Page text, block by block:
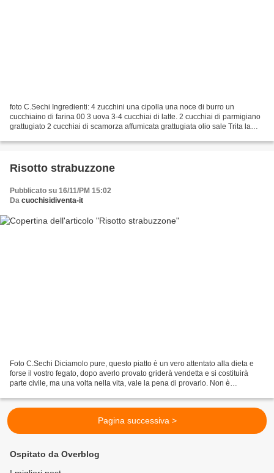
foto C.Sechi Ingredienti: 4 zucchini una cipolla una noce di burro un
cucchiaino di farina 00 3 uova 3-4 cucchiai di latte. 2 cucchiai di parmigiano
grattugiato 2 cucchiai di scamorza affumicata grattugiata olio sale Trita la
Risotto strabuzzone
Pubblicato su 16/11/PM 15:02
Da cuochisidiventa-it
Foto C.Sechi Diciamolo pure, questo piatto è un vero attentato alla dieta e
forse il vostro fegato, dopo averlo provato griderà vendetta e si costituirà
parte civile, ma una volta nella vita, vale la pena di provarlo. Non è
Pagina successiva >
Ospitato da Overblog